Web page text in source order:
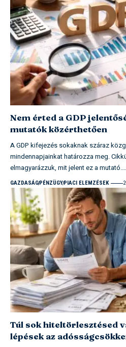
Nem érted a GDP
mutatók közérthetően
A GDP kifejezés sokaknak száraz
mindennapjainkat határozza meg.
elmagyarázzuk, mit jelent ez a mutató.…
GAZDASÁGPÉNZÜGYPIACI ELEMZÉSEK
Túl sok hiteltörlesztésed
lépések az